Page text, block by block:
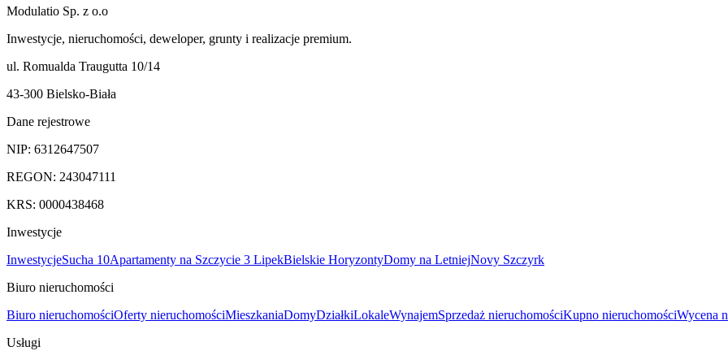
Modulatio Sp. z o.o
Inwestycje, nieruchomości, deweloper, grunty i realizacje premium.
ul. Romualda Traugutta 10/14
43-300 Bielsko-Biała
Dane rejestrowe
NIP: 6312647507
REGON: 243047111
KRS: 0000438468
Inwestycje
InwestycjeSucha 10Apartamenty na Szczycie 3 LipekBielskie HoryzontyDomy na LetniejNovy Szczyrk
Biuro nieruchomości
Biuro nieruchomościOferty nieruchomościMieszkaniaDomyDziałkiLokaleWynajemSprzedaż nieruchomościKupno nieruchomościWycena
Usługi